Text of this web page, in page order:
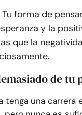
Tu forma de
y la
que la
de tu
tenga una carrera